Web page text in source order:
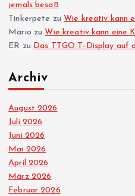
jemals besaß
Tinkerpete zu Wie kreativ kann
Mario zu Wie kreativ kann eine
ER zu Das TTGO T-Display auf
Archiv
August 2026
Juli 2026
Juni 2026
Mai 2026
April 2026
März 2026
Februar 2026